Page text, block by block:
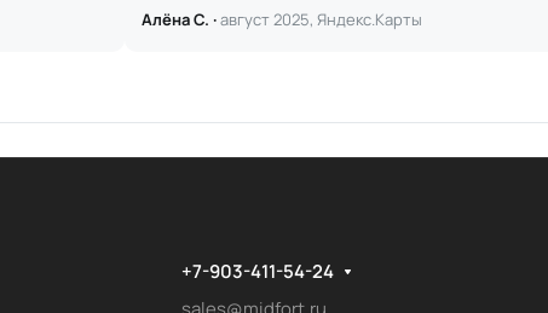
Алёна С. ·август 2025, Яндекс.Карты
+7-903-411-54-24